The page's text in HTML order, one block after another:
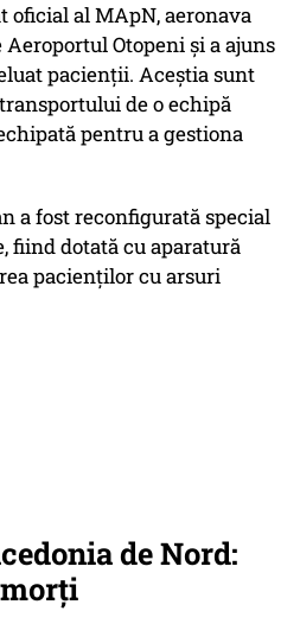
al MApN, aeronava
Otopeni și a ajuns
pacienții. Aceștia sunt
de o echipă
pentru a gestiona
a fost reconfigurată special
fiind dotată cu aparatură
pacienților cu arsuri
de Nord: